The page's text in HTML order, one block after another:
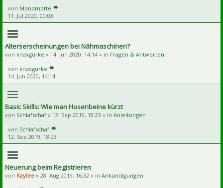
von Mondmotte
11. Jul 2020, 00:03
Alterserscheinungen bei Nähmaschinen?
von knaxgurke » 14. Jun 2020, 14:14 » in Fragen & Antworten
von knaxgurke
14. Jun 2020, 14:14
Basic Skills: Wie man Hosenbeine kürzt
von Schlafschaf » 12. Sep 2019, 18:23 » in Anleitungen
von Schlafschaf
12. Sep 2019, 18:23
Neuerung beim Registrieren
von Kaylee » 28. Aug 2019, 16:32 » in Ankündigungen